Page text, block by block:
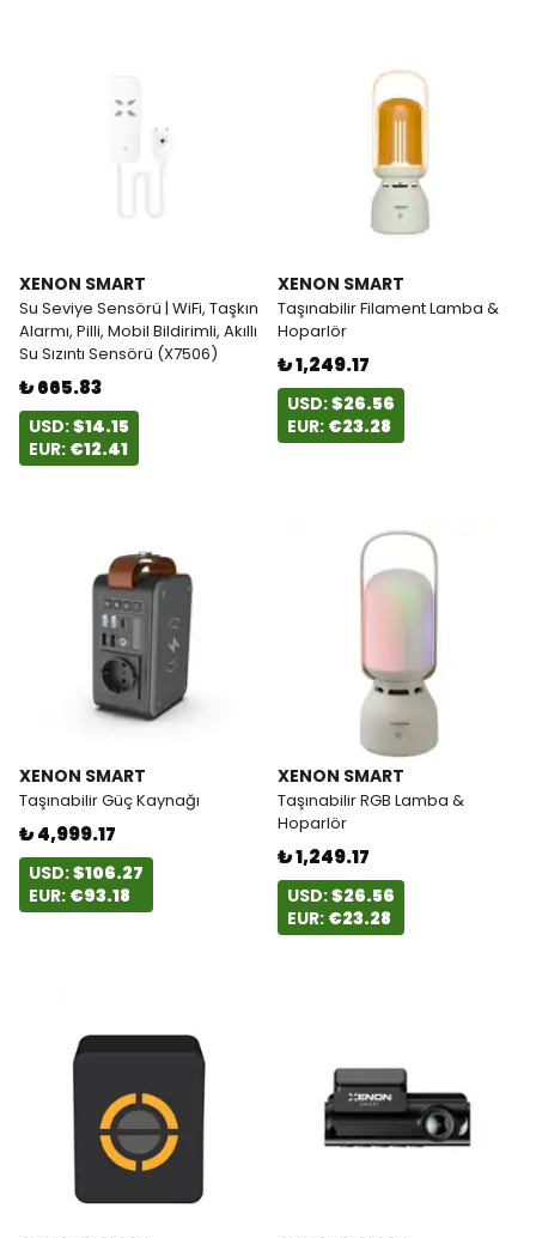
XENON SMART
Su Seviye Sensörü | WiFi, Taşkın
Alarmı, Pilli, Mobil Bildirimli, Akıllı
Su Sızıntı Sensörü (X7506)
₺ 665.83
USD:$14.15
EUR: €12.41
XENON SMART
Taşınabilir Filament Lamba &
Hoparlör
₺ 1,249.17
USD:$26.56
EUR: €23.28
XENON SMART
Taşınabilir Güç Kaynağı
₺ 4,999.17
USD:$106.27
EUR: €93.18
XENON SMART
Taşınabilir RGB Lamba &
Hoparlör
₺ 1,249.17
USD:$26.56
EUR: €23.28